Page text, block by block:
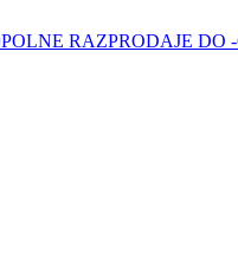
RAZPRODAJE DO -